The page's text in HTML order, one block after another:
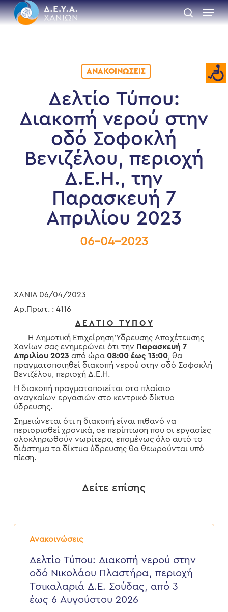
Skip
to
main
search
Menu
ΑΝΑΚΟΙΝΏΣΕΙΣ
Δελτίο Τύπου:
Διακοπή νερού στην
οδό Σοφοκλή
Βενιζέλου, περιοχή
Δ.Ε.Η., την
Παρασκευή 7
Απριλίου 2023
06-04-2023
ΧΑΝΙΑ 06/04/2023
Αρ.Πρωτ. : 4116
Δ Ε Λ Τ Ι Ο Τ Υ Π Ο Υ
Η Δημοτική Επιχείρηση Ύδρευσης Αποχέτευσης
Χανίων σας ενημερώνει ότι την Παρασκευή 7
Απριλίου 2023 από ώρα 08:00 έως 13:00, θα
πραγματοποιηθεί διακοπή νερού στην οδό Σοφοκλή
Βενιζέλου, περιοχή Δ.Ε.Η.
Η διακοπή πραγματοποιείται στο πλαίσιο
αναγκαίων εργασιών στο κεντρικό δίκτυο
ύδρευσης.
Σημειώνεται ότι η διακοπή είναι πιθανό να
περιορισθεί χρονικά, σε περίπτωση που οι εργασίες
ολοκληρωθούν νωρίτερα, επομένως όλο αυτό το
διάστημα τα δίκτυα ύδρευσης θα θεωρούνται υπό
πίεση.
Δείτε επίσης
Ανακοινώσεις
Δελτίο
Τύπου:
νερού
στην
Νικολάου
Πλαστήρα,
περιοχή
Δελτίο Τύπου: Διακοπή νερού στην
οδό Νικολάου Πλαστήρα, περιοχή
Τσικαλαριά Δ.Ε. Σούδας, από 3
έως 6 Αυγούστου 2026